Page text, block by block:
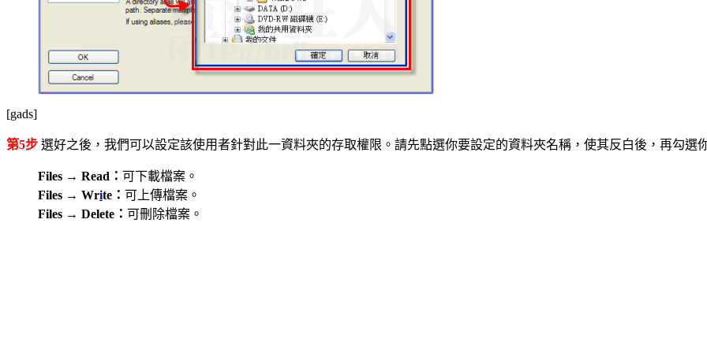
[gads]
第5步 選好之後，我們可以設定該使用者針對此一資料夾的存取權限。請先點選你要設定的資料夾名稱，使其反白後，再勾選
Files → Read： 可下載檔案。
Files → Write： 可上傳檔案。
Files → Delete： 可刪除檔案。